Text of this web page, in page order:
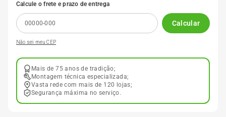
Calcule o frete e prazo de entrega
Calcular
Não sei meu CEP
Mais de 75 anos de tradição;
Montagem técnica especializada;
Vasta rede com mais de 120 lojas;
Segurança máxima no serviço.
10º 175 65 14